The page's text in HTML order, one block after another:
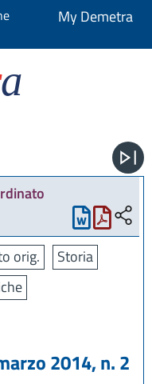
My Demetra
a
orig.
Storia
2014, n. 2